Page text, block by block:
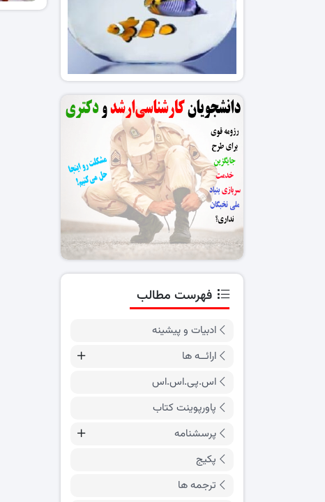
فهرست مطالب
ادبیات و پیشینه
ارائــه ها
اس.پی.اس.اس
پاورپوینت کتاب
پرسشنامه
پکیج
ترجمه ها